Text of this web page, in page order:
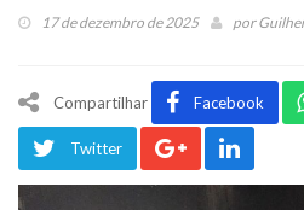
17 de dezembro de 2025 por
Compartilhar Facebook
Twitter